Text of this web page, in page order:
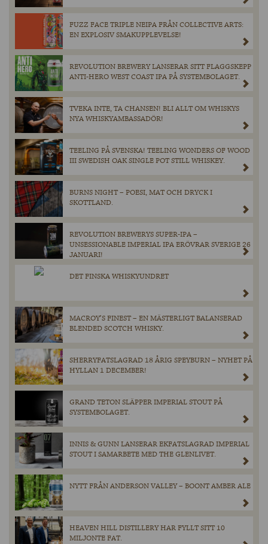
FUZZ FACE TRIPLE NEIPA FRÅN COLLECTIVE ARTS:
EN EXPLOSIV SMAKUPPLEVELSE!
REVOLUTION BREWERY LANSERAR SITT FLAGGSKEPP
ANTI-HERO WEST COAST IPA PÅ SYSTEMBOLAGET.
TVEKA INTE, TA CHANSEN! BLI ALLT OM WHISKYS
NYA WHISKYAMBASSADÖR!
TEELING PÅ SVENSKA! TEELING WONDERS OF WOOD
III SWEDISH OAK SINGLE POT STILL WHISKEY.
BURNS NIGHT – POESI, MAT OCH DRYCK I
SKOTTLAND.
REVOLUTION BREWERYS SUPER-IPA –
UNSESSIONABLE IMPERIAL IPA ERÖVRAR SVERIGE 26
JANUARI!
DET FINSKA WHISKYUNDRET
MACROY’S FINEST – EN MÄSTERLIGT BALANSERAD
BLENDED SCOTCH WHISKY.
SHERRYFATSLAGRAD 18 ÅRIG SPEYBURN – NYHET PÅ
HYLLAN 1 DECEMBER!
GRAND TETON SLÄPPER IMPERIAL STOUT PÅ
SYSTEMBOLAGET.
INNIS & GUNN LANSERAR EKFATSLAGRAD IMPERIAL
STOUT I SAMARBETE MED THE GLENLIVET.
NYTT FRÅN ANDERSON VALLEY – BOONT AMBER ALE
HEAVEN HILL DISTILLERY HAR FYLLT SITT 10
MILJONTE FAT.